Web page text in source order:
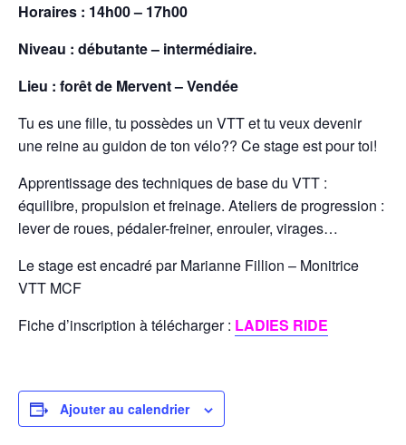
Horaires : 14h00 – 17h00
Niveau : débutante – intermédiaire.
Lieu : forêt de Mervent – Vendée
Tu es une fille, tu possèdes un VTT et tu veux devenir
une reine au guidon de ton vélo?? Ce stage est pour toi!
Apprentissage des techniques de base du VTT :
équilibre, propulsion et freinage. Ateliers de progression :
lever de roues, pédaler-freiner, enrouler, virages…
Le stage est encadré par Marianne Fillion – Monitrice
VTT MCF
Fiche d’inscription à télécharger : LADIES RIDE
Ajouter au calendrier